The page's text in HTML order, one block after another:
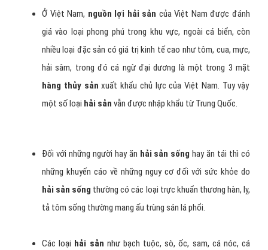
Ở Việt Nam, nguồn lợi hải sản của Việt Nam được đánh
giá vào loại phong phú trong khu vực, ngoài cá biển, còn
nhiều loại đặc sản có giá trị kinh tế cao như tôm, cua, mực,
hải sâm, trong đó cá ngừ đại dương là một trong 3 mặt
hàng thủy sản xuất khẩu chủ lực của Việt Nam. Tuy vậy
một số loại hải sản vẫn được nhập khẩu từ Trung Quốc.
Đối với những người hay ăn hải sản sống hay ăn tái thì có
những khuyến cáo về những nguy cơ đối với sức khỏe do
hải sản sống thường có các loại trực khuẩn thương hàn, lỵ,
tả tôm sống thường mang ấu trùng sán lá phổi.
Các loại hải sản như bạch tuộc, sò, ốc, sam, cá nóc, cá